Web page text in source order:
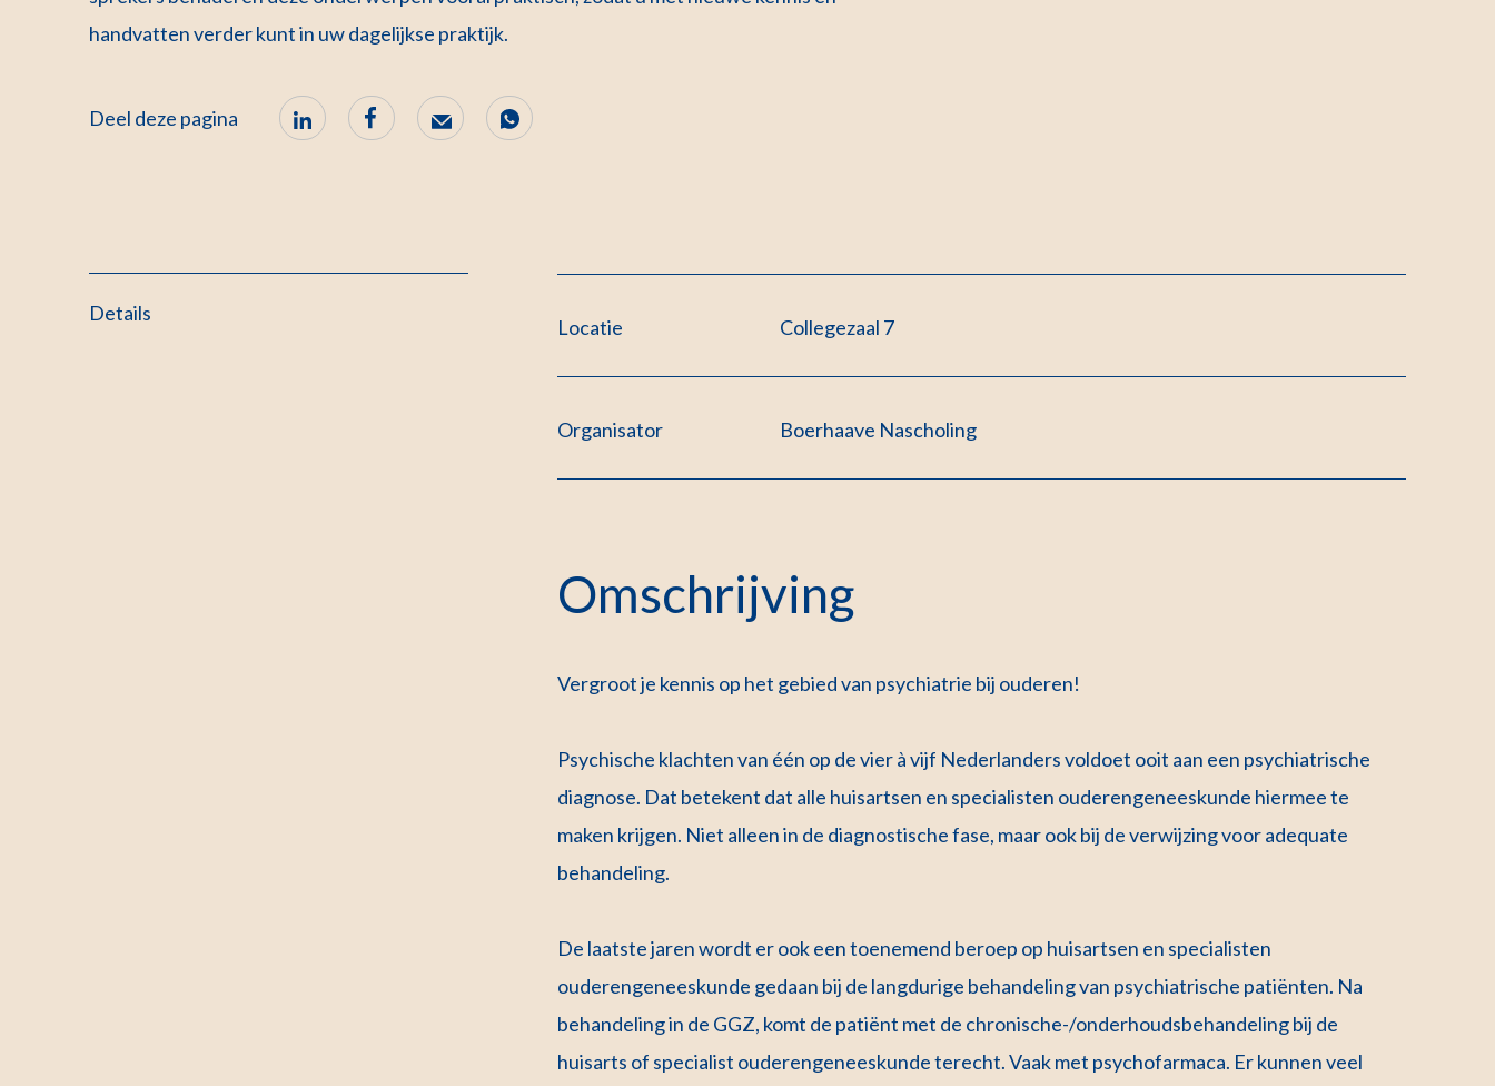
handvatten verder kunt in uw dagelijkse praktijk.
Deel deze pagina
Details
Locatie Collegezaal 7
Organisator Boerhaave Nascholing
Omschrijving
Vergroot je kennis op het gebied van psychiatrie bij ouderen!
Psychische klachten van één op de vier à vijf Nederlanders voldoet ooit aan een psychiatrische
diagnose. Dat betekent dat alle huisartsen en specialisten ouderengeneeskunde hiermee te
maken krijgen. Niet alleen in de diagnostische fase, maar ook bij de verwijzing voor adequate
behandeling.
De laatste jaren wordt er ook een toenemend beroep op huisartsen en specialisten
ouderengeneeskunde gedaan bij de langdurige behandeling van psychiatrische patiënten. Na
behandeling in de GGZ, komt de patiënt met de chronische-/onderhoudsbehandeling bij de
huisarts of specialist ouderengeneeskunde terecht. Vaak met psychofarmaca. Er kunnen veel